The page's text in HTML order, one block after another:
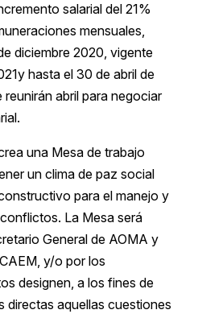
salarial del 21%
mensuales,
diciembre 2020, vigente
hasta el 30 de abril de
abril para negociar
una Mesa de trabajo
un clima de paz social
para el manejo y
La Mesa será
General de AOMA y
y/o por los
designen, a los fines de
directas aquellas cuestiones